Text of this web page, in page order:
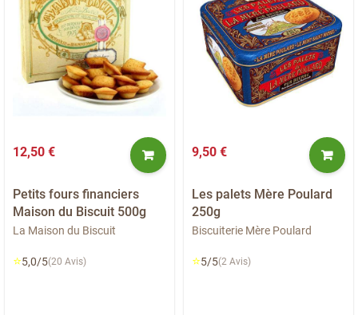
12,50 €
Petits fours financiers
Maison du Biscuit 500g
La Maison du Biscuit
⭐5,0/5(20 Avis)
9,50 €
Les palets Mère Poulard
250g
Biscuiterie Mère Poulard
⭐5/5(2 Avis)